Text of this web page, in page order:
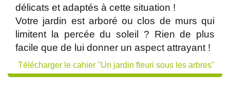
délicats et adaptés à cette situation !
Votre jardin est arboré ou clos de murs qui
limitent la percée du soleil ? Rien de plus
facile que de lui donner un aspect attrayant !
Télécharger le cahier "Un jardin fleuri sous les arbres"